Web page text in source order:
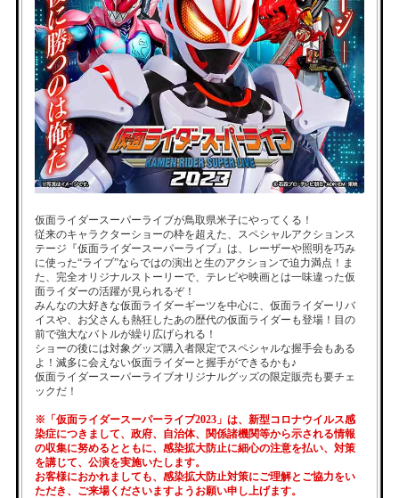
仮面ライダースーパーライブが鳥取県米子にやってくる！
従来のキャラクターショーの枠を超えた、スペシャルアクションス
テージ『仮面ライダースーパーライブ』は、レーザーや照明を巧み
に使った“ライブ”ならではの演出と生のアクションで迫力満点！ま
た、完全オリジナルストーリーで、テレビや映画とは一味違った仮
面ライダーの活躍が見られるぞ！
みんなの大好きな仮面ライダーギーツを中心に、仮面ライダーリバ
イスや、お父さんも熱狂したあの歴代の仮面ライダーも登場！目の
前で強大なバトルが繰り広げられる！
ショーの後には対象グッズ購入者限定でスペシャルな握手会もある
よ！滅多に会えない仮面ライダーと握手ができるかも♪
仮面ライダースーパーライブオリジナルグッズの限定販売も要チェ
ックだ！
※「仮面ライダースーパーライブ2023」は、新型コロナウイルス感
染症につきまして、政府、自治体、関係諸機関等から示される情報
の収集に努めるとともに、感染拡大防止に細心の注意を払い、対策
を講じて、公演を実施いたします。
お客様におかれましても、感染拡大防止対策にご理解とご協力をい
ただき、ご来場くださいますようお願い申し上げます。